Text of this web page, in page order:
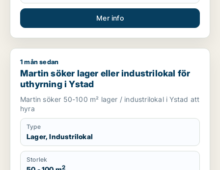
Mer info
Martin söker lager eller industrilokal för uthyrning i Ystad
1 mån sedan
Martin söker lager eller industrilokal för
uthyrning i Ystad
Martin söker 50-100 m² lager / industrilokal i Ystad att
hyra
Type
Lager, Industrilokal
Storlek
2